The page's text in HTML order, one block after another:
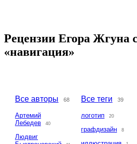
Рецензии Егора Жгуна
«навигация»
Все авторы 68
Артемий
Лебедев
40
Людвиг
Все теги 39
логотип 20
графдизайн 8